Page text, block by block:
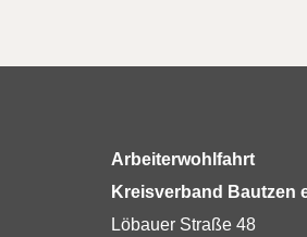
Arbeiterwohlfahrt
Kreisverband Bautzen
Löbauer Straße 48